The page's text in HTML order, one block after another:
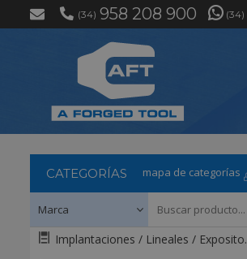
(34) 958 208 900 (34)
CATEGORÍAS mapa de categorías
Implantaciones / Lineales / Expositores / Mostradores